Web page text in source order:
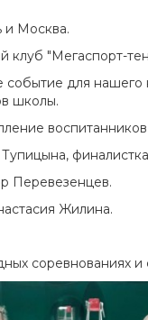
и Москва.
клуб "Мегаспорт-
для
школы.
Перевезенцев.
Жилина.
соревнованиях и